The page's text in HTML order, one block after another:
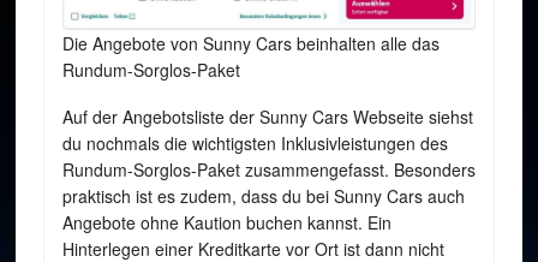
Die Angebote von Sunny Cars beinhalten alle das
Rundum-Sorglos-Paket
Auf der Angebotsliste der Sunny Cars Webseite siehst
du nochmals die wichtigsten Inklusivleistungen des
Rundum-Sorglos-Paket zusammengefasst. Besonders
praktisch ist es zudem, dass du bei Sunny Cars auch
Angebote ohne Kaution buchen kannst. Ein
Hinterlegen einer Kreditkarte vor Ort ist dann nicht